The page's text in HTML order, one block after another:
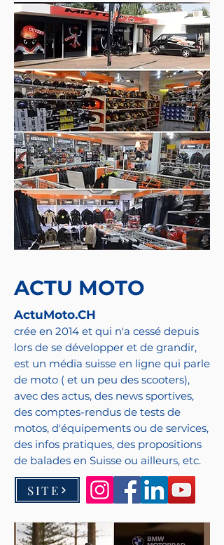
ACTU MOTO
ActuMoto.CH
crée en 2014 et qui n'a cessé depuis
lors de se développer et de grandir,
est un média suisse en ligne qui parle
de moto ( et un peu des scooters),
avec des actus, des news sportives,
des comptes-rendus de tests de
motos, d'équipements ou de services,
des infos pratiques, des propositions
de balades en Suisse ou ailleurs, etc.
SITE